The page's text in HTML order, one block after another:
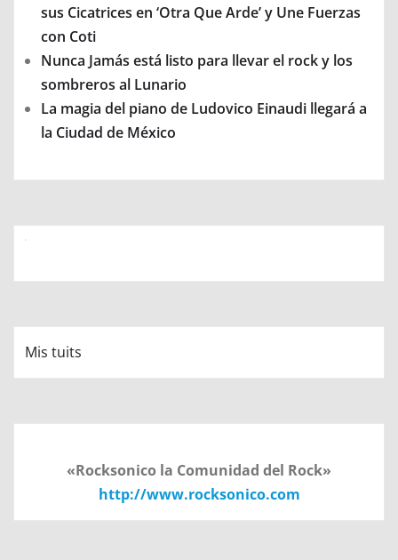
sus Cicatrices en ‘Otra Que Arde’ y Une Fuerzas
con Coti
Nunca Jamás está listo para llevar el rock y los
sombreros al Lunario
La magia del piano de Ludovico Einaudi llegará a
la Ciudad de México
Mis tuits
«Rocksonico la Comunidad del Rock»
http://www.rocksonico.com